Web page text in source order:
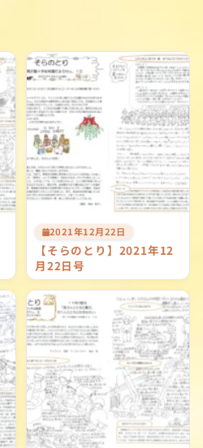
2021年12月22日
【そらのとり】2021年12
月22日号